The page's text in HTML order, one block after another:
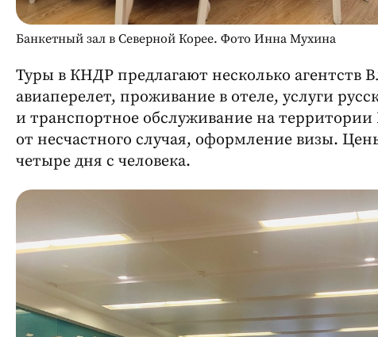
Банкетный зал в Северной Корее. Фото Инна Мухина
Туры в КНДР предлагают несколько агентств
авиаперелет, проживание в отеле, услуги
и транспортное обслуживание на
от несчастного случая, оформление визы.
четыре дня с человека.